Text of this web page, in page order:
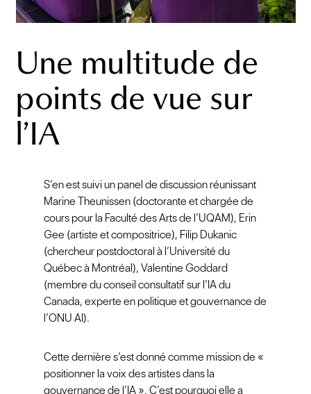
Une multitude de
points de vue sur
l’IA
S’en est suivi un panel de discussion réunissant
Marine Theunissen (doctorante et chargée de
cours pour la Faculté des Arts de l’UQAM), Erin
Gee (artiste et compositrice), Filip Dukanic
(chercheur postdoctoral à l’Université du
Québec à Montréal), Valentine Goddard
(membre du conseil consultatif sur l’IA du
Canada, experte en politique et gouvernance de
l’ONU AI).
Cette dernière s’est donné comme mission de «
positionner la voix des artistes dans la
gouvernance de l’IA ». C’est pourquoi elle a